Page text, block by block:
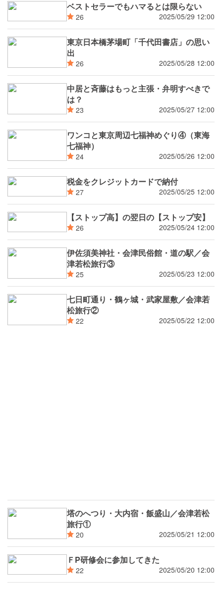
ベストセラーでもハマるとは限らない
26 2025/05/29 12:00
東京日本橋茅場町「千代田書店」の思い
出
26 2025/05/28 12:00
中居と斉藤はもっと主張・弁明すべきで
は？
23 2025/05/27 12:00
ワンコと東京周辺七福神めぐり④（東海
七福神）
24 2025/05/26 12:00
税金をクレジットカードで納付
27 2025/05/25 12:00
【ストップ高】の翌日の【ストップ安】
26 2025/05/24 12:00
伊佐須美神社・会津民俗館・道の駅／会
津若松旅行③
25 2025/05/23 12:00
七日町通り・鶴ヶ城・武家屋敷／会津若
松旅行②
22 2025/05/22 12:00
塔のへつり・大内宿・飯盛山／会津若松
旅行①
20 2025/05/21 12:00
ＦP研修会に参加してきた
22 2025/05/20 12:00